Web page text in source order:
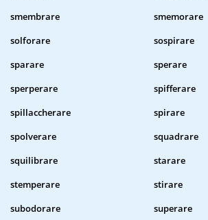
smembrare
smemorare
solforare
sospirare
sparare
sperare
sperperare
spifferare
spillaccherare
spirare
spolverare
squadrare
squilibrare
starare
stemperare
stirare
subodorare
superare